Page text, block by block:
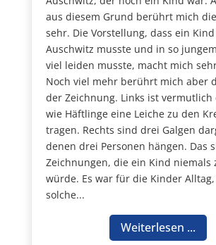
aus diesem Grund berührt mich
sehr. Die Vorstellung, dass ein
Auschwitz musste und in so
viel leiden musste, macht mich
Noch viel mehr berührt mich aber
der Zeichnung. Links ist vermutlich
wie Häftlinge eine Leiche zu den
tragen. Rechts sind drei Galgen
denen drei Personen hängen. Das
Zeichnungen, die ein Kind niemals
würde. Es war für die Kinder
solche...
Weiterlesen ...